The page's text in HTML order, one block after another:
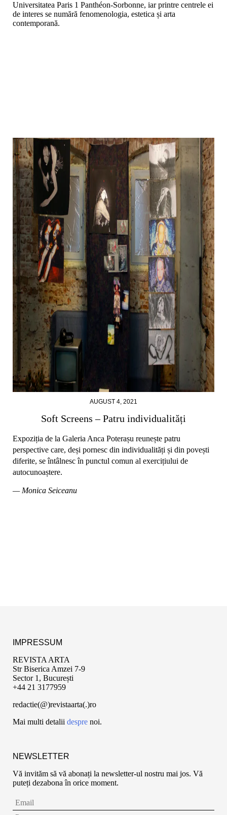
Universitatea Paris 1 Panthéon-Sorbonne, iar printre centrele ei
de interes se numără fenomenologia, estetica și arta
contemporană.
AUGUST 4, 2021
Soft Screens – Patru individualități
Expoziția de la Galeria Anca Poterașu reunește patru
perspective care, deși pornesc din individualități și din povești
diferite, se întâlnesc în punctul comun al exercițiului de
autocunoaștere.
— Monica Seiceanu
IMPRESSUM
REVISTA ARTA
Str Biserica Amzei 7-9
Sector 1, București
+44 21 3177959
redactie(@)revistaarta(.)ro
Mai multi detalii despre noi.
NEWSLETTER
Vă invităm să vă abonați la newsletter-ul nostru mai jos. Vă
puteți dezabona în orice moment.